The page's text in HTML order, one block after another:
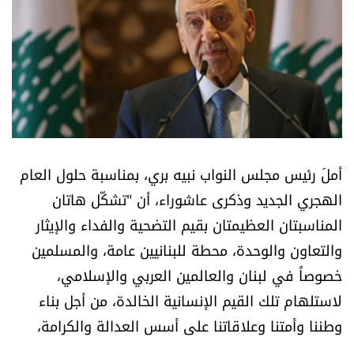
متفرقات
نداء القرّاء
كتّابنا
تحت المجهر
آراء
أملَ رئيس مجلس النواب نبيه بري، بمناسبة حلول العام
الهجري الجديد وذكرى عاشوراء، أن "تشكّل هاتان
المناسبتان العظيمتان بقيم التضحية والفداء والإيثار
والتعاون والوحدة، محطة للبنانيين عامة، والمسلمين
خصوصاً في لبنان والعالمين العربي والإسلامي،
لاستلهام تلك القيم الإنسانية الخالدة، من أجل بناء
وطننا وأمتنا وعلاقاتنا على أسس العدالة والكرامة،